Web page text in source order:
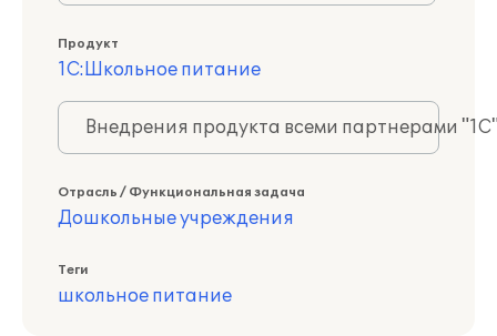
Продукт
1С:Школьное питание
Внедрения продукта всеми партнерами
Отрасль / Функциональная задача
Дошкольные учреждения
Теги
школьное питание